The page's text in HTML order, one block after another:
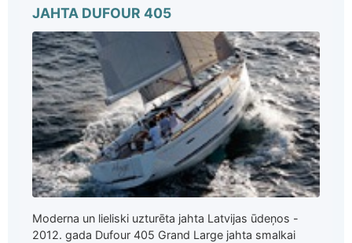
JAHTA DUFOUR 405
Moderna un lieliski uzturēta jahta Latvijas ūdeņos -
2012. gada Dufour 405 Grand Large jahta smalkai